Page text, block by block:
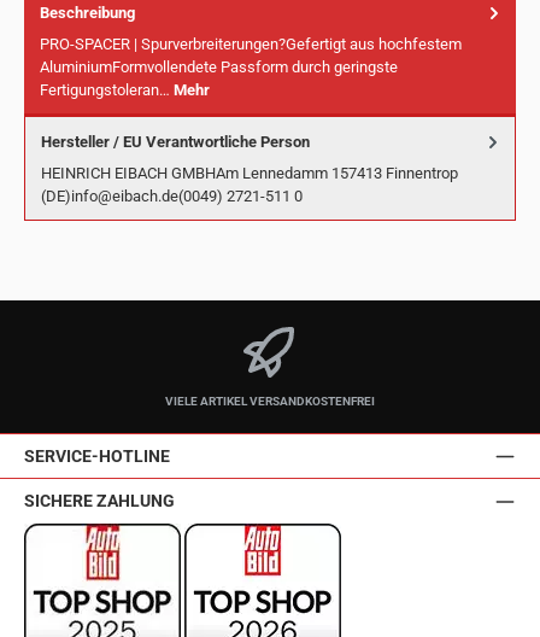
Beschreibung
PRO-SPACER | Spurverbreiterungen?Gefertigt aus hochfestem
AluminiumFormvollendete Passform durch geringste
Fertigungstoleran… Mehr
Hersteller / EU Verantwortliche Person
HEINRICH EIBACH GMBHAm Lennedamm 157413 Finnentrop
(DE)info@eibach.de(0049) 2721-511 0
VIELE ARTIKEL VERSANDKOSTENFREI
SERVICE-HOTLINE
SICHERE ZAHLUNG